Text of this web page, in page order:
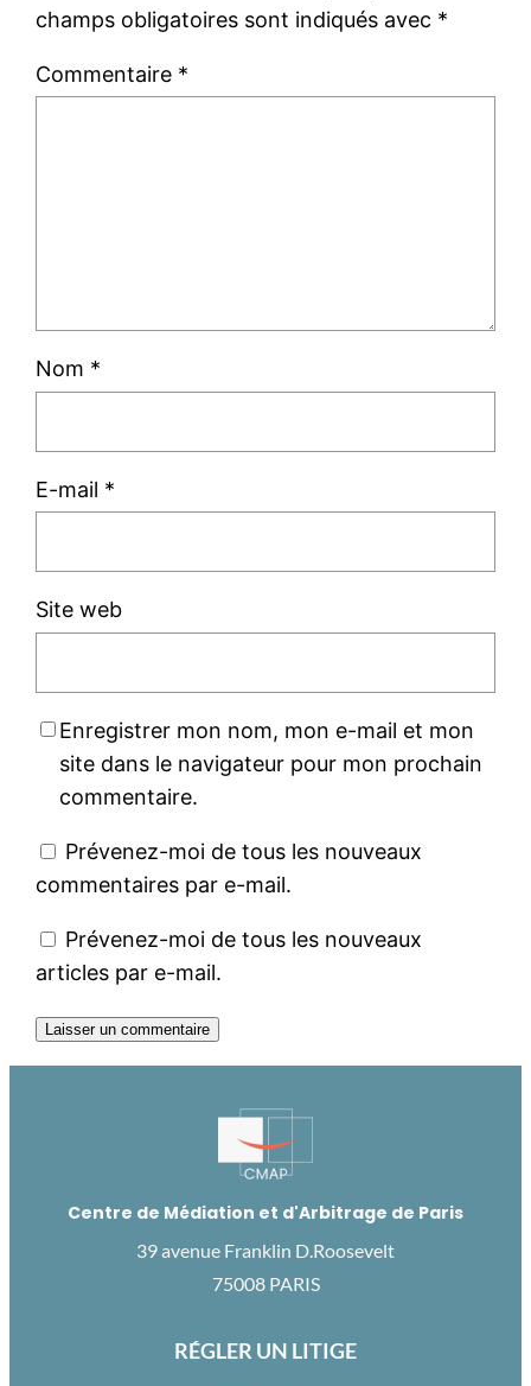
champs obligatoires sont indiqués avec *
Commentaire *
Nom *
E-mail *
Site web
Enregistrer mon nom, mon e-mail et mon
site dans le navigateur pour mon prochain
commentaire.
Prévenez-moi de tous les nouveaux
commentaires par e-mail.
Prévenez-moi de tous les nouveaux
articles par e-mail.
Centre de Médiation et d'Arbitrage de Paris
39 avenue Franklin D.Roosevelt
75008 PARIS
RÉGLER UN LITIGE